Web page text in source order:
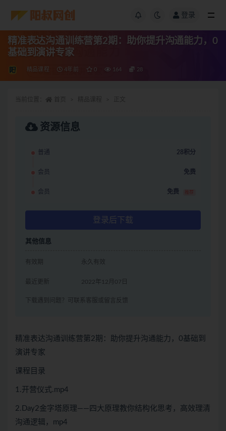
登录
精准表达沟通训练营第2期：助你提升沟通能力，0
基础到演讲专家
精品课程 4年前 0 164 28
资源信息
普通 28积分
会员 免费
会员 免费 推荐
登录后下载
其他信息
有效期 永久有效
最近更新 2022年12月07日
下载遇到问题？可联系客服或留言反馈
精准表达沟通训练营第2期：助你提升沟通能力，0基础到
演讲专家
课程目录
1.开营仪式.mp4
2.Day2金字塔原理——四大原理教你结构化思考，高效理清
沟通逻辑，mp4